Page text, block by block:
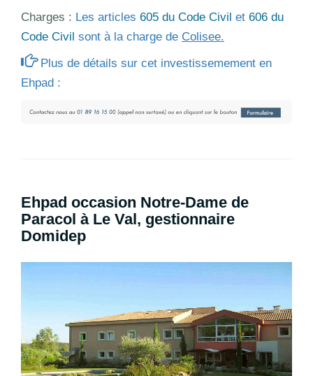
Charges : Les articles 605 du Code Civil et 606 du
Code Civil sont à la charge de Colisee.
Plus de détails sur cet investissemement en
Ehpad :
Ehpad occasion Notre-Dame de
Paracol à Le Val, gestionnaire
Domidep